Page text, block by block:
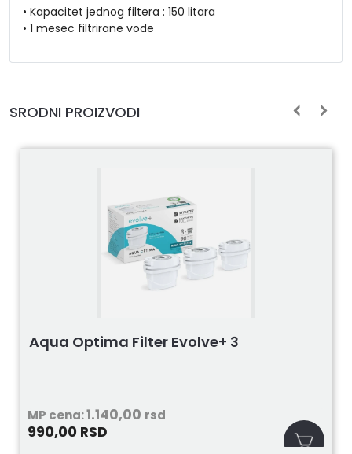
• Kapacitet jednog filtera : 150 litara
• 1 mesec filtrirane vode
SRODNI PROIZVODI
Aqua Optima Filter Evolve+ 3
MP cena:1.140,00 rsd
990,00 RSD